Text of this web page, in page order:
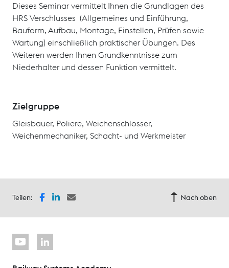
Dieses Seminar vermittelt Ihnen die Grundlagen des
HRS Verschlusses (Allgemeines und Einführung,
Bauform, Aufbau, Montage, Einstellen, Prüfen sowie
Wartung) einschließlich praktischer Übungen. Des
Weiteren werden Ihnen Grundkenntnisse zum
Niederhalter und dessen Funktion vermittelt.
Zielgruppe
Gleisbauer, Poliere, Weichenschlosser,
Weichenmechaniker, Schacht- und Werkmeister
Teilen: Nach oben